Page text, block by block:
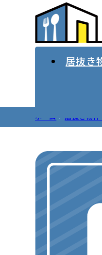
居抜き
array(2) { ["p"]=>
ホーム 居抜き物件